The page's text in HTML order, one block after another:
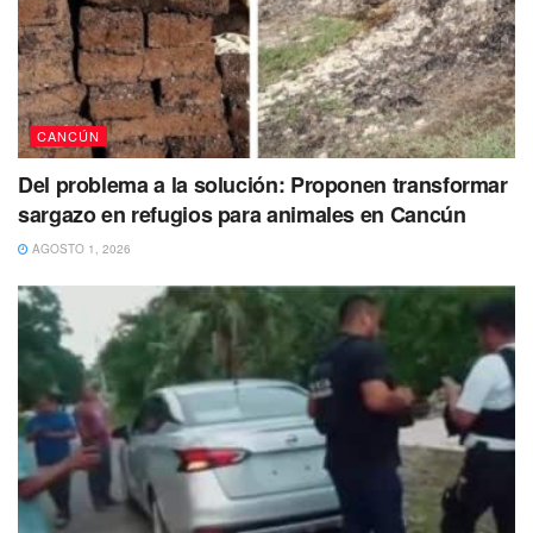
rodeada por maleza y de difícil acceso en la que también
se encontró un cuerpo dentro de un recipiente con un
letrero.
Aunado a lo anterior, alrededor de las 10 de la noche de
CANCÚN
Del problema a la solución: Proponen transformar
sargazo en refugios para animales en Cancún
AGOSTO 1, 2026